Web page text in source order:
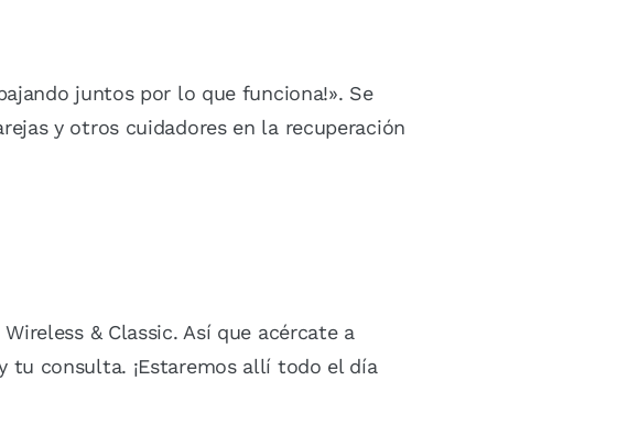
juntos por lo que funciona!». Se
y otros cuidadores en la recuperación
& Classic. Así que acércate a
tu consulta. ¡Estaremos allí todo el día